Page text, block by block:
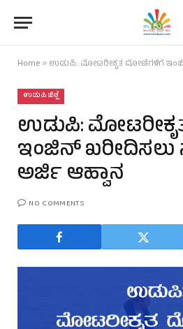
Home » ಉಡುಪಿ: ಮೋಟರೀಕೃತ ದೋಣಿಗಳಿಗೆ ಇಂಜಿನ್
ಉಡುಪಿ ಜಿಲ್ಲೆ
ಉಡುಪಿ:
ಇಂಜಿನ್ ಖರೀದಿಸಲು
ಅರ್ಜಿ ಆಹ್ವಾನ
NO COMMENTS